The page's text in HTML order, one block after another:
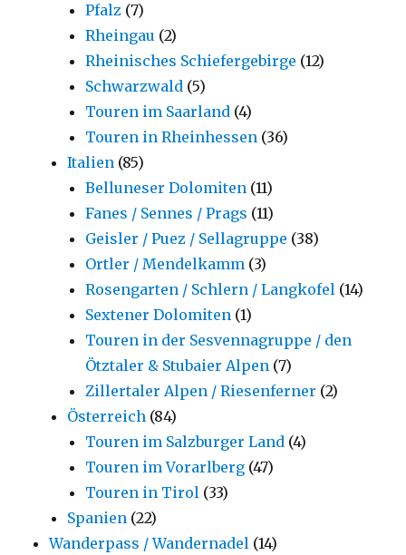
Pfalz (7)
Rheingau (2)
Rheinisches Schiefergebirge (12)
Schwarzwald (5)
Touren im Saarland (4)
Touren in Rheinhessen (36)
Italien (85)
Belluneser Dolomiten (11)
Fanes / Sennes / Prags (11)
Geisler / Puez / Sellagruppe (38)
Ortler / Mendelkamm (3)
Rosengarten / Schlern / Langkofel (14)
Sextener Dolomiten (1)
Touren in der Sesvennagruppe / den
Ötztaler & Stubaier Alpen (7)
Zillertaler Alpen / Riesenferner (2)
Österreich (84)
Touren im Salzburger Land (4)
Touren im Vorarlberg (47)
Touren in Tirol (33)
Spanien (22)
Wanderpass / Wandernadel (14)